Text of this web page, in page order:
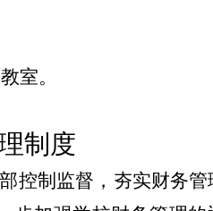
室。
制度
控制监督，夯实财务